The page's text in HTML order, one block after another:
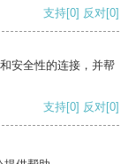
支持[0] 反对[0]
安全性的连接，并帮
支持[0] 反对[0]